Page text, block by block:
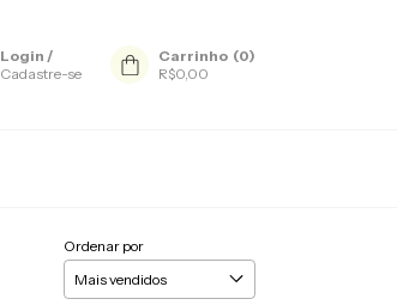
Login /
Cadastre-se
Carrinho (0)
R$0,00
Ordenar por